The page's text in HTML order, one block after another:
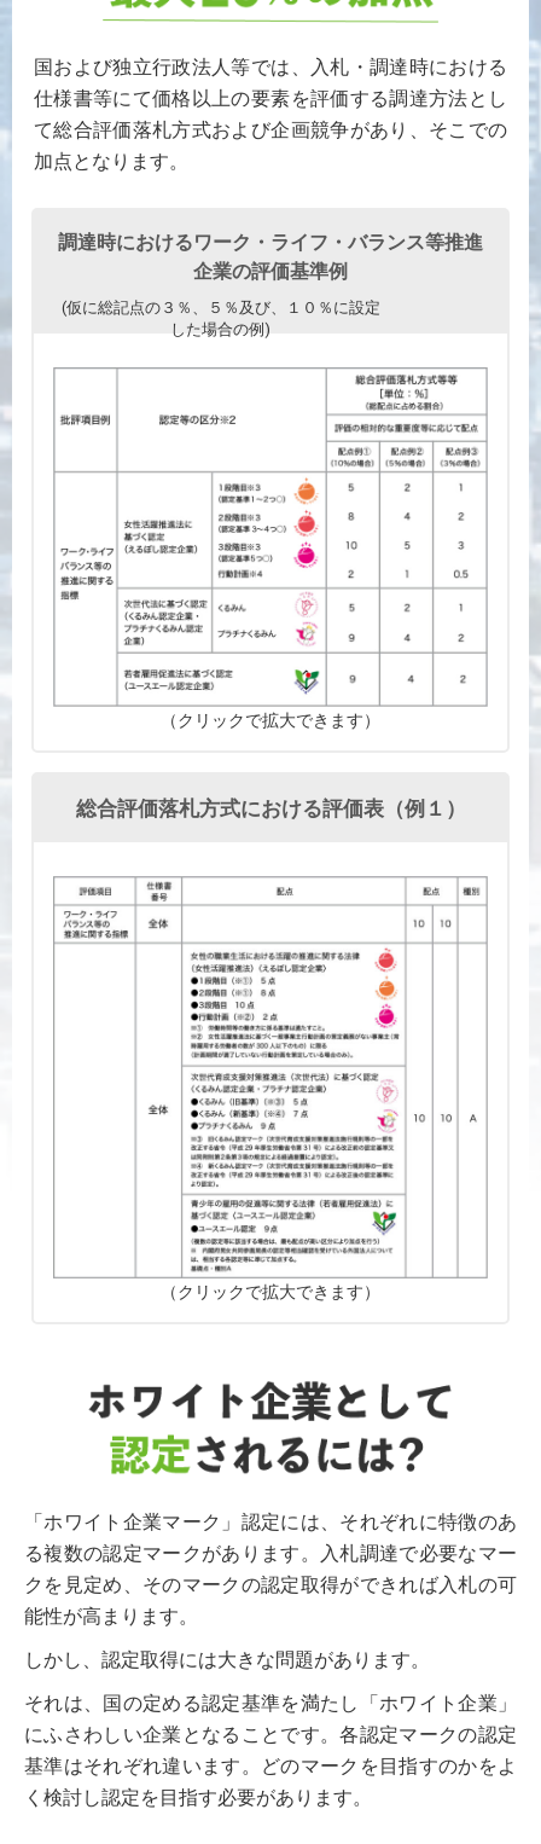
国および独立行政法人等では、入札・調達時における
仕様書等にて価格以上の要素を評価する調達方法とし
て総合評価落札方式および企画競争があり、そこでの
加点となります。
調達時におけるワーク・ライフ・バランス等推進
企業の評価基準例
(仮に総記点の３％、５％及び、１０％に設定
した場合の例)
（クリックで拡大できます）
総合評価落札方式における評価表（例１）
（クリックで拡大できます）
「ホワイト企業マーク」認定には、それぞれに特徴のあ
る複数の認定マークがあります。入札調達で必要なマー
クを見定め、そのマークの認定取得ができれば入札の可
能性が高まります。
しかし、認定取得には大きな問題があります。
それは、国の定める認定基準を満たし「ホワイト企業」
にふさわしい企業となることです。各認定マークの認定
基準はそれぞれ違います。どのマークを目指すのかをよ
く検討し認定を目指す必要があります。